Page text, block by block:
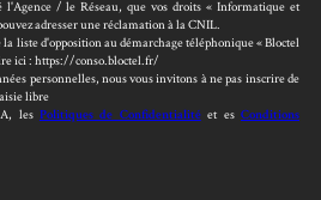
l'Agence / le Réseau, que vos droits « Informatique et
adresser une réclamation à la CNIL.
liste d'opposition au démarchage téléphonique « Bloctel
ici : https://conso.bloctel.fr/
personnelles, nous vous invitons à ne pas inscrire de
libre
les Politiques de Confidentialitéet esConditions